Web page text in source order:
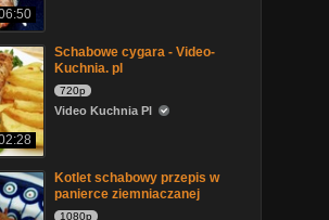
Schabowe cygara - Video-
Kuchnia. pl
720p
Video Kuchnia Pl
Kotlet schabowy przepis w
panierce ziemniaczanej
1080p